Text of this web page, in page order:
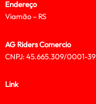
Endereço
Viamão – RS
AG Riders Comercio
CNPJ: 45.665.309/0001-39
Link